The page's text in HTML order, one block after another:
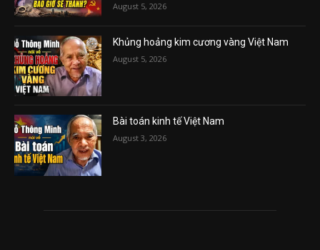
August 5, 2026
Khủng hoảng kim cương vàng Việt Nam
August 5, 2026
Bài toán kinh tế Việt Nam
August 3, 2026